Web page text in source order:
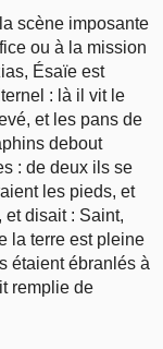
scène imposante
ou à la mission
Ésaïe est
: là il vit le
et les pans de
debout
: de deux ils se
les pieds, et
et disait : Saint,
la terre est pleine
étaient ébranlés à
remplie de